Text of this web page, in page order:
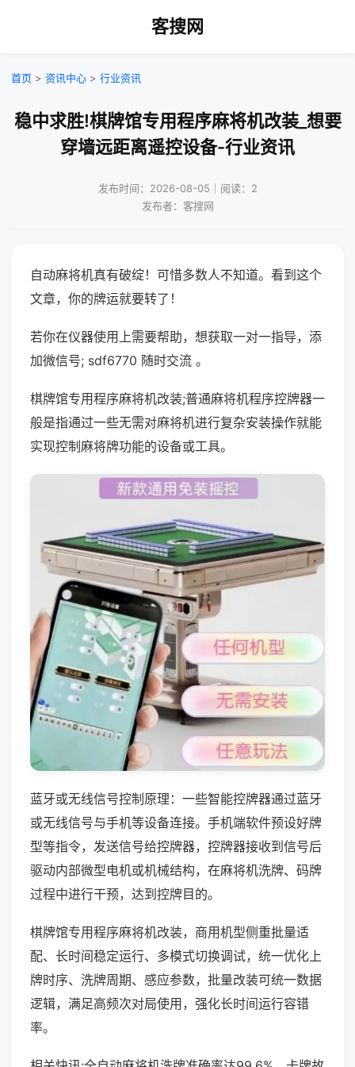
客搜网
首页 > 资讯中心 > 行业资讯
稳中求胜!棋牌馆专用程序麻将机改装_想要
穿墙远距离遥控设备-行业资讯
发布时间：2026-08-05｜阅读：2
发布者：客搜网
自动麻将机真有破绽！可惜多数人不知道。看到这个
文章，你的牌运就要转了！
若你在仪器使用上需要帮助，想获取一对一指导，添
加微信号; sdf6770 随时交流 。
棋牌馆专用程序麻将机改装;普通麻将机程序控牌器一
般是指通过一些无需对麻将机进行复杂安装操作就能
实现控制麻将牌功能的设备或工具。
蓝牙或无线信号控制原理：一些智能控牌器通过蓝牙
或无线信号与手机等设备连接。手机端软件预设好牌
型等指令，发送信号给控牌器，控牌器接收到信号后
驱动内部微型电机或机械结构，在麻将机洗牌、码牌
过程中进行干预，达到控牌目的。
棋牌馆专用程序麻将机改装，商用机型侧重批量适
配、长时间稳定运行、多模式切换调试，统一优化上
牌时序、洗牌周期、感应参数，批量改装可统一数据
逻辑，满足高频次对局使用，强化长时间运行容错
率。